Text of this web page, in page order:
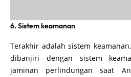
6. Sistem keamanan
Terakhir adalah sistem
dibanjiri dengan sistem
jaminan perlindungan saat